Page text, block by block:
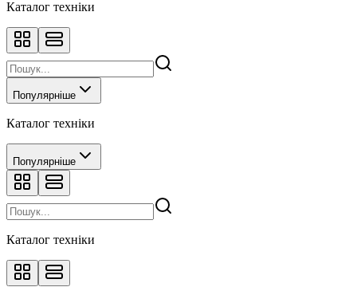
Каталог техніки
Популярніше
Каталог техніки
Популярніше
Каталог техніки